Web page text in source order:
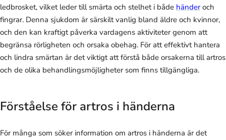
ledbrosket, vilket leder till smärta och stelhet i både händeroch
fingrar. Denna sjukdom är särskilt vanlig bland äldre och kvinnor,
och den kan kraftigt påverka vardagens aktiviteter genom att
begränsa rörligheten och orsaka obehag. För att effektivt hantera
och lindra smärtan är det viktigt att förstå både orsakerna till artros
och de olika behandlingsmöjligheter som finns tillgängliga.
Förståelse för artros i händerna
För många som söker information om artros i händerna är det